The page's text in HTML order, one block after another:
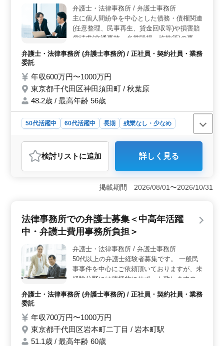
などが含まれます。また、家事事件では離婚問題や相
続、成年後見制度など幅広い案件に携わることができま
す。そのため、幅広い知識と経験を活かしながら、専門
性を深めることができる環境です。 ＜働きやすい環
るため、仕事とプライベートのバランスを取りやすいで
す。さらに、社会保険完備や個人受任可能などの福利厚
生も整っており、安定した環境で長期的に活躍すること
ができます。経験を積みながら、安心してキャリアを築
いていける法律事務所です。
弁護士・法律事務所 / 弁護士事務所
主に個人間紛争を中心とした債務・債権関連
(任意整理、民事再生、貸金回収等)や損害賠
償請求(交通事故、名誉毀損、詐欺等)の事件
えられる弁護士を募集します。 ※現状も50
護士を積極採用予定 ※未経験分野にチャレ
ンジしていく意思がある方を評価致します、
全力で親身にサポートさせてください。 ※
す。 【主なご依頼】 ・交通事故 ・虐待、名
誉毀損 ・過払い金問題 ・債権回収 ・消費者
にご応募くださいませ。
弁護士・法律事務所 (弁護士事務所) / 正社員・契約社員・業務
委託
年収600万円〜1000万円
東京都千代田区神田須田町 / 秋葉原
48.2歳 / 最高年齢 56歳
50代活躍中 60代活躍中 長期
残業なし・少なめ
おすすめポイント
＜民事事件専門性＞ 中高年の弁護士にふさわしい案件
が充実しています。主に個人間紛争を扱い、債務・債権
関連や損害賠償請求のプロフェッショナルが求められて
＞ 新しい分野へのチャレンジを応援します。積極的に
サポートし、弁護士登録費用も事務所負担で安心して新
シニア弁護士としてのスタートを応援します。 ＜幅
広い案件取り扱い＞ 交通事故、名誉毀損、過払い金問
題、債権回収など様々な案件が寄せられています。幅広
いご依頼に対応し、多岐にわたるスキルを磨ける環境が
検討リスト に追加 詳しく見る
掲載期間 2026/08/01〜2026/10/31
法律事務所での弁護士募集＜中高年活躍
中・弁護士費用事務所負担＞
弁護士・法律事務所 / 弁護士事務所
50代以上の弁護士経験者募集です。 一般民
事事件を中心にご依頼頂いておりますが、未
経験分野には積極的にサポート致しますので
【主なご依頼】〜 ・不動産問題 ・交通事故
代請求等 ☆家事事件もご依頼多数頂いてお
ります ・不倫、離婚 ・過払金案件 ・遺言書
作成、相続 等 ↓備考↓ ☆弁護士費用事務所負
弁護士・法律事務所 (弁護士事務所) / 正社員・契約社員・業務
委託
年収700万円〜1000万円
東京都千代田区岩本町二丁目 / 岩本町駅
51.1歳 / 最高年齢 60歳